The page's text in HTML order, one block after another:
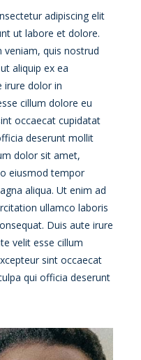
adipiscing elit
ut labore et dolore.
veniam, quis nostrud
aliquip ex ea
irure dolor in
cillum dolore eu
occaecat cupidatat
deserunt mollit
dolor sit amet,
eiusmod tempor
aliqua. Ut enim ad
ullamco laboris
Duis aute irure
velit esse cillum
sint occaecat
qui officia deserunt